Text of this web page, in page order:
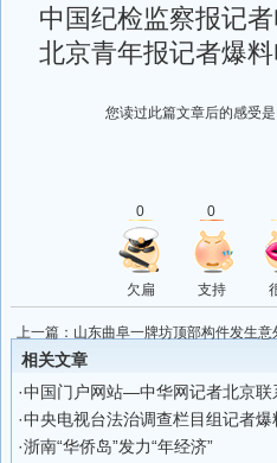
中国纪检监察报记者
北京青年报记者爆料
您读过此篇文章后的感受是
0 0
欠扁 支持
上一篇： 山东曲阜一牌坊顶部构件发生
相关文章
·中国门户网站—中华网记者北京联
·中央电视台法治调查栏目组记者爆
·浙南“华侨岛”发力“年经济”